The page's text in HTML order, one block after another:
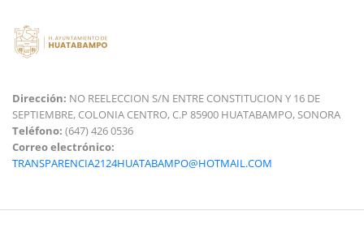
Dirección: NO REELECCION S/N ENTRE CONSTITUCION Y 16 DE
SEPTIEMBRE, COLONIA CENTRO, C.P 85900 HUATABAMPO, SONORA
Teléfono: (647) 426 0536
Correo electrónico:
TRANSPARENCIA2124HUATABAMPO@HOTMAIL.COM